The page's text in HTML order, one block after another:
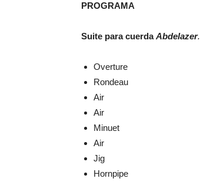
PROGRAMA
Suite para cuerdaAbdelazer.
Overture
Rondeau
Air
Air
Minuet
Air
Jig
Hornpipe